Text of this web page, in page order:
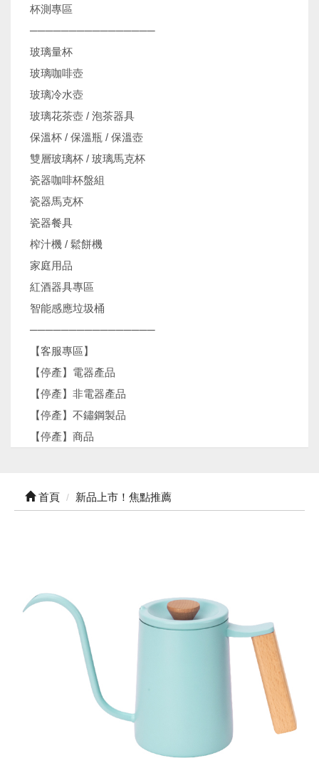
杯測專區
────────────────
玻璃量杯
玻璃咖啡壺
玻璃冷水壺
玻璃花茶壺 / 泡茶器具
保溫杯 / 保溫瓶 / 保溫壺
雙層玻璃杯 / 玻璃馬克杯
瓷器咖啡杯盤組
瓷器馬克杯
瓷器餐具
榨汁機 / 鬆餅機
家庭用品
紅酒器具專區
智能感應垃圾桶
────────────────
【客服專區】
【停產】電器產品
【停產】非電器產品
【停產】不鏽鋼製品
【停產】商品
首頁 新品上市！焦點推薦